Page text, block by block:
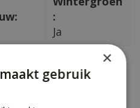
:
Ja
×
gebruik